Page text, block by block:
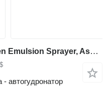
TICAB Manufacturer, Bitumen Emulsion Sprayer, Asphalt Sprayer,1000 L
автогудронатор